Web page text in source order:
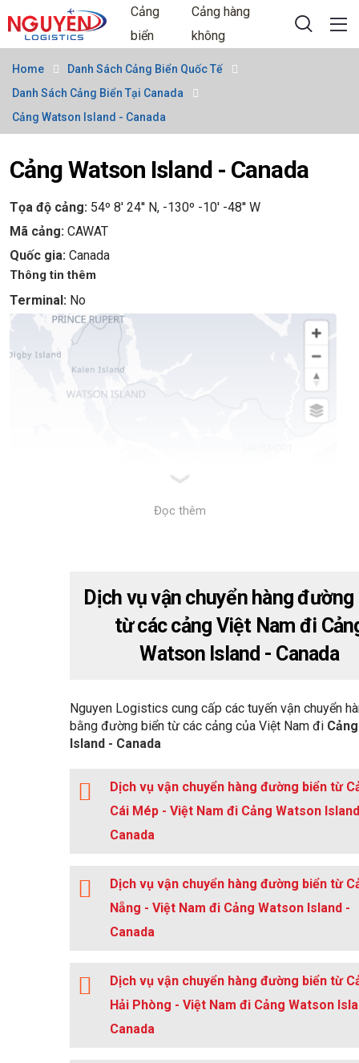
Cảng
biển
Cảng hàng
không
Home
Danh Sách Cảng Biển Quốc Tế
Danh Sách Cảng Biển Tại Canada
Cảng Watson Island - Canada
Cảng Watson Island - Canada
Tọa độ cảng: 54º 8' 24'' N, -130º -10' -48'' W
Mã cảng: CAWAT
Quốc gia: Canada
Thông tin thêm
Terminal: No
Đọc thêm
Dịch vụ vận chuyển hàng
từ các cảng Việt Nam đi
Watson Island - Canada
Nguyen Logistics cung cấp các tuyến vận chuyển
bằng đường biển từ các cảng của Việt Nam đi
Island - Canada
Dịch vụ vận chuyển hàng đường biển từ
Cái Mép - Việt Nam đi Cảng Watson
Canada
Dịch vụ vận chuyển hàng đường biển từ
Nẵng - Việt Nam đi Cảng Watson Island -
Canada
Dịch vụ vận chuyển hàng đường biển từ
Hải Phòng - Việt Nam đi Cảng Watson
Canada